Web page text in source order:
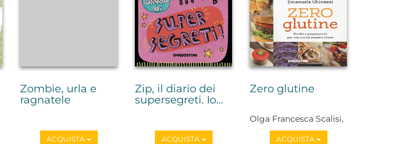
Zombie, urla e
ragnatele
ACQUISTA
Zip, il diario dei
supersegreti. Io...
ACQUISTA
Zero glutine
Olga Francesca Scalisi,
Emanuela Ghinazzi
ACQUISTA